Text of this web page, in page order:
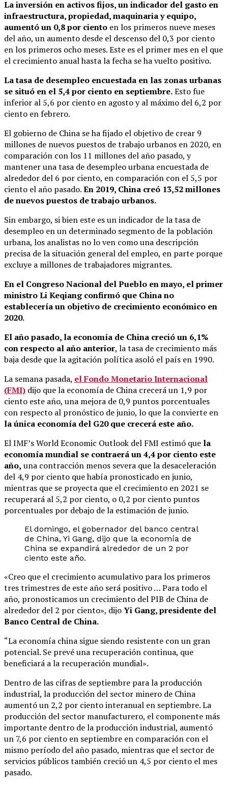
La inversión en activos fijos, un indicador del gasto en
infraestructura, propiedad, maquinaria y equipo,
aumentó un 0,8 por ciento en los primeros nueve meses
del año, un aumento desde el descenso del 0,3 por ciento
en los primeros ocho meses. Este es el primer mes en el que
el crecimiento anual hasta la fecha se ha vuelto positivo.
La tasa de desempleo encuestada en las zonas urbanas
se situó en el 5,4 por ciento en septiembre.Esto fue
inferior al 5,6 por ciento en agosto y al máximo del 6,2 por
ciento en febrero.
El gobierno de China se ha fijado el objetivo de crear 9
millones de nuevos puestos de trabajo urbanos en 2020, en
comparación con los 11 millones del año pasado, y
mantener una tasa de desempleo urbana encuestada de
alrededor del 6 por ciento, en comparación con el 5,5 por
ciento el año pasado.En 2019, China creó 13,52 millones
de nuevos puestos de trabajo urbanos.
Sin embargo, si bien este es un indicador de la tasa de
desempleo en un determinado segmento de la población
urbana, los analistas no lo ven como una descripción
precisa de la situación general del empleo, en parte porque
excluye a millones de trabajadores migrantes.
En el Congreso Nacional del Pueblo en mayo, el primer
ministro Li Keqiang confirmó que China no
establecería un objetivo de crecimiento económico en
2020.
El año pasado, la economía de China creció un 6,1%
con respecto al año anterior, la tasa de crecimiento más
baja desde que la agitación política asoló el país en 1990.
La semana pasada, el Fondo Monetario Internacional
(FMI) dijo que la economía de China crecerá un 1,9 por
ciento este año, una mejora de 0,9 puntos porcentuales
con respecto al pronóstico de junio, lo que la convierte en
la única economía del G20 que crecerá este año.
El IMF’s World Economic Outlook del FMI estimó que la
economía mundial se contraerá un 4,4 por ciento este
año, una contracción menos severa que la desaceleración
del 4,9 por ciento que había pronosticado en junio,
mientras que se proyecta que el crecimiento en 2021 se
recuperará al 5,2 por ciento, o 0,2 por ciento puntos
porcentuales por debajo de la estimación de junio.
El domingo, el gobernador del banco central
de China, Yi Gang, dijo que la economía de
China se expandirá alrededor de un 2 por
ciento este año.
«Creo que el crecimiento acumulativo para los primeros
tres trimestres de este año será positivo … Para todo el
año, pronosticamos un crecimiento del PIB de China de
alrededor del 2 por ciento», dijoYi Gang, presidente del
Banco Central de China.
“La economía china sigue siendo resistente con un gran
potencial. Se prevé una recuperación continua, que
beneficiará a la recuperación mundial».
Dentro de las cifras de septiembre para la producción
industrial, la producción del sector minero de China
aumentó un 2,2 por ciento interanual en septiembre. La
producción del sector manufacturero, el componente más
importante dentro de la producción industrial, aumentó
un 7,6 por ciento en septiembre en comparación con el
mismo período del año pasado, mientras que el sector de
servicios públicos también creció un 4,5 por ciento el mes
pasado.